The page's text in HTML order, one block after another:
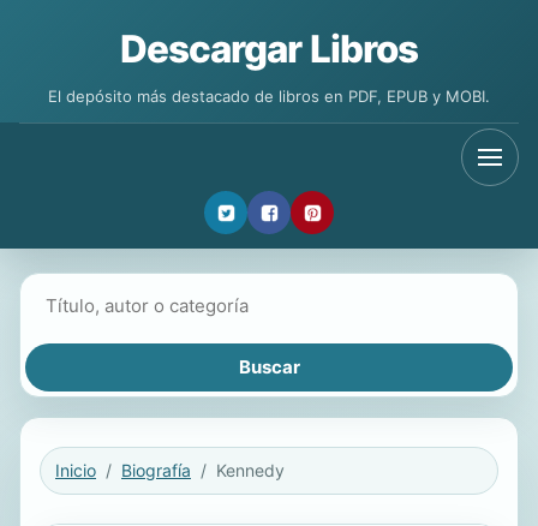
Descargar Libros
El depósito más destacado de libros en PDF, EPUB y MOBI.
Inicio Biografía Kennedy